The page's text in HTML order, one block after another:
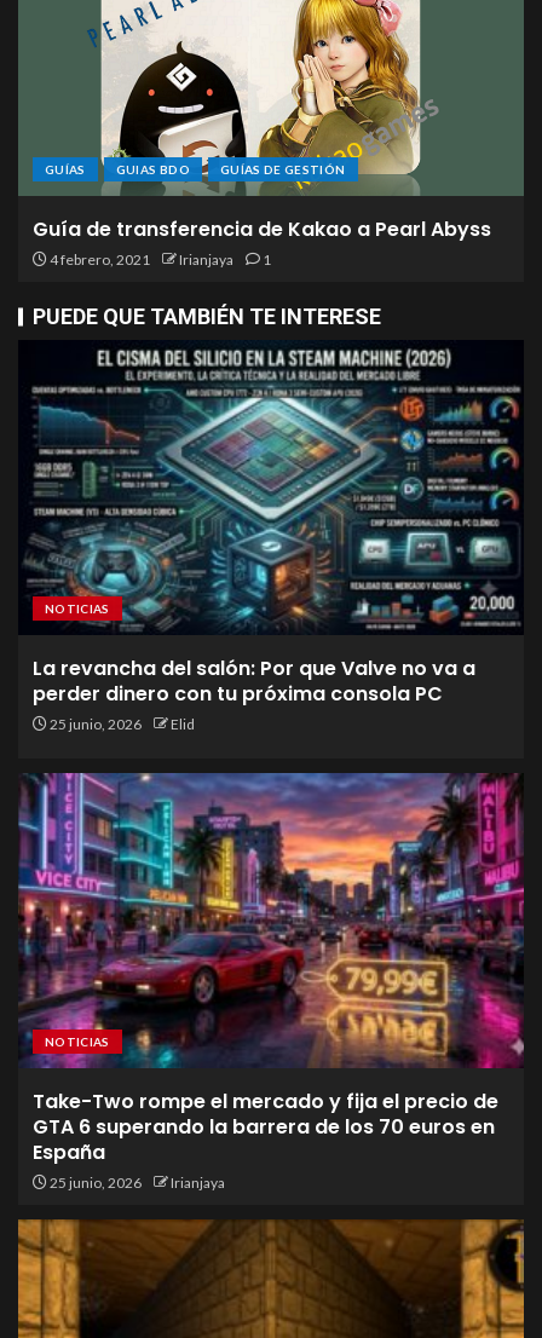
GUÍAS GUIAS BDO GUÍAS DE GESTIÓN
Guía de transferencia de Kakao a Pearl Abyss
4 febrero, 2021 Irianjaya 1
PUEDE QUE TAMBIÉN TE INTERESE
NOTICIAS
La revancha del salón: Por que Valve no va a
perder dinero con tu próxima consola PC
25 junio, 2026 Elid
NOTICIAS
Take-Two rompe el mercado y fija el precio de
GTA 6 superando la barrera de los 70 euros en
España
25 junio, 2026 Irianjaya